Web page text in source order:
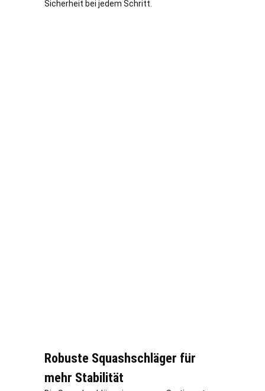
Sicherheit bei jedem Schritt.
Robuste Squashschläger für
mehr Stabilität